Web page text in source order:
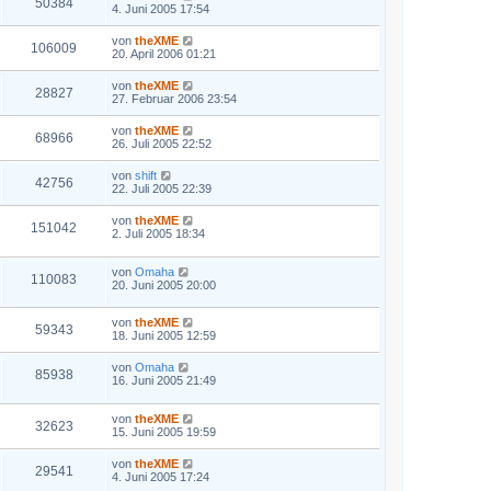
50384
4. Juni 2005 17:54
106009 von theXME
20. April 2006 01:21
28827 von theXME
27. Februar 2006 23:54
68966 von theXME
26. Juli 2005 22:52
42756 von shift
22. Juli 2005 22:39
151042 von theXME
2. Juli 2005 18:34
110083 von Omaha
20. Juni 2005 20:00
59343 von theXME
18. Juni 2005 12:59
85938 von Omaha
16. Juni 2005 21:49
32623 von theXME
15. Juni 2005 19:59
29541 von theXME
4. Juni 2005 17:24